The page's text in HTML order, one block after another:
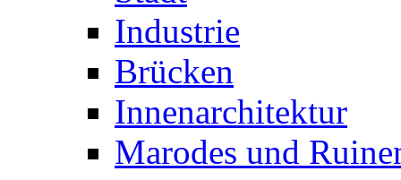
Industrie
Brücken
Innenarchitektur
Marodes und